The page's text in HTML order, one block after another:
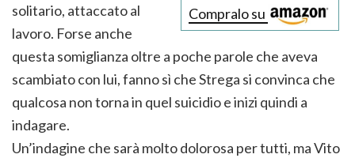
Compralo su
solitario, attaccato al
lavoro. Forse anche
questa somiglianza oltre a poche parole che aveva
scambiato con lui, fanno sì che Strega si convinca che
qualcosa non torna in quel suicidio e inizi quindi a
indagare.
Un’indagine che sarà molto dolorosa per tutti, ma Vito